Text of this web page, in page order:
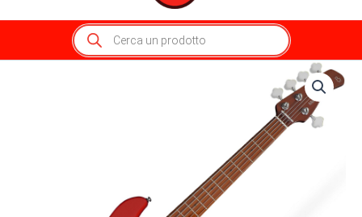
Menu
Products
search